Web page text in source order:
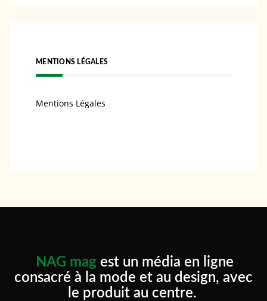
MENTIONS LÉGALES
Mentions Légales
NAG mag est un média en ligne
consacré à la mode et au design, avec
le produit au centre.